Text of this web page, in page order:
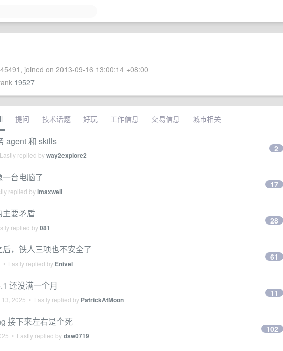
joined on 2013-09-16 13:00:14 +08:00
19527
提问 技术话题 好玩 工作信息 交易信息 城市相关
agent 和 skills
replied byway2explore2
2
台电脑了
replied byimaxwell
17
要矛盾
replied by081
28
，铁人三项也不安全了
• Lastly replied by Enivel
61
还没满一个月
13, 2025 • Lastly replied by PatrickAtMoon
11
接下来左右是个死
• Lastly replied bydsw0719
102